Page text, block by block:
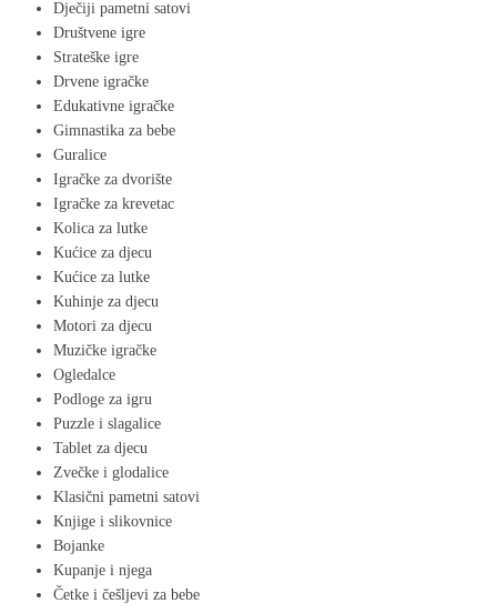
Dječiji pametni satovi
Društvene igre
Strateške igre
Drvene igračke
Edukativne igračke
Gimnastika za bebe
Guralice
Igračke za dvorište
Igračke za krevetac
Kolica za lutke
Kućice za djecu
Kućice za lutke
Kuhinje za djecu
Motori za djecu​
Muzičke igračke
Ogledalce
Podloge za igru
Puzzle i slagalice
Tablet za djecu​
Zvečke i glodalice
Klasični pametni satovi
Knjige i slikovnice
Bojanke
Kupanje i njega
Četke i češljevi za bebe